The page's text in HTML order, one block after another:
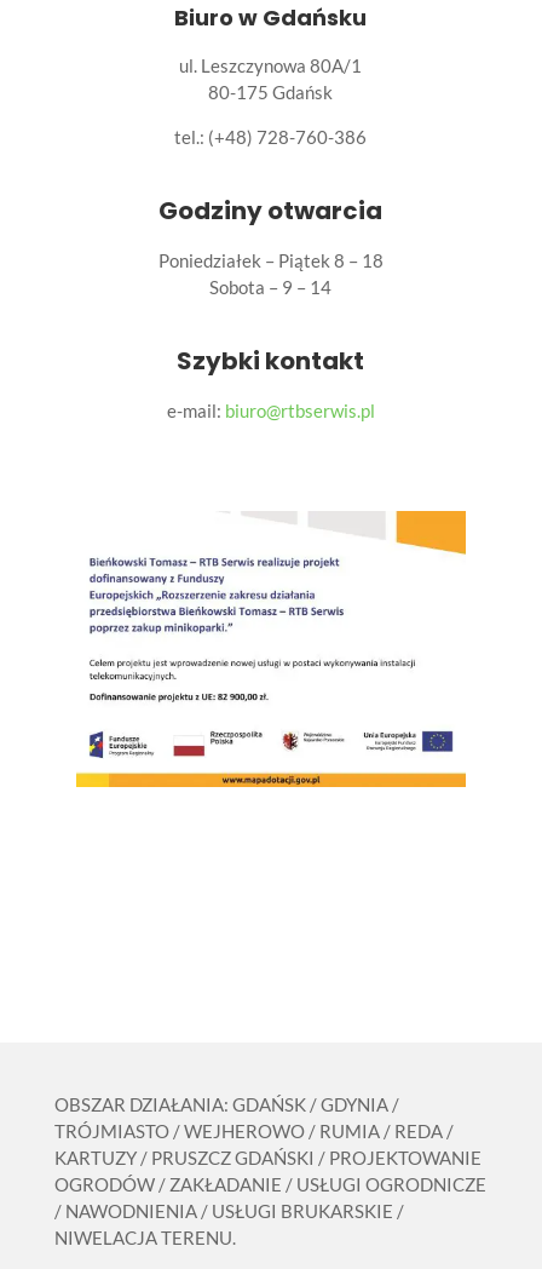
Biuro w Gdańsku
ul. Leszczynowa 80A/1
80-175 Gdańsk
tel.: (+48) 728-760-386
Godziny otwarcia
Poniedziałek – Piątek 8 – 18
Sobota – 9 – 14
Szybki kontakt
e-mail: biuro@rtbserwis.pl
OBSZAR DZIAŁANIA: GDAŃSK / GDYNIA /
TRÓJMIASTO / WEJHEROWO / RUMIA / REDA /
KARTUZY / PRUSZCZ GDAŃSKI / PROJEKTOWANIE
OGRODÓW / ZAKŁADANIE / USŁUGI OGRODNICZE
/ NAWODNIENIA / USŁUGI BRUKARSKIE /
NIWELACJA TERENU.